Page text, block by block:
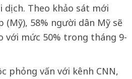
dịch. Theo khảo sát mới
(Mỹ), 58% người dân Mỹ sẽ
với mức 50% trong tháng 9-
phỏng vấn với kênh CNN,